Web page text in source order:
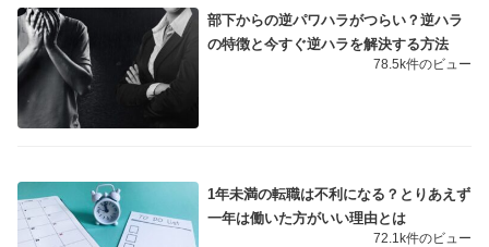
部下からの逆パワハラがつらい？逆ハラ
の特徴と今すぐ逆ハラを解決する方法
78.5k件のビュー
1年未満の転職は不利になる？とりあえず
一年は働いた方がいい理由とは
72.1k件のビュー